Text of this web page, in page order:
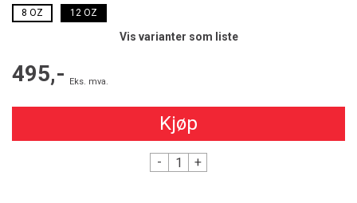
8 OZ 12 OZ
Vis varianter som liste
495,- Eks. mva.
Kjøp
- +